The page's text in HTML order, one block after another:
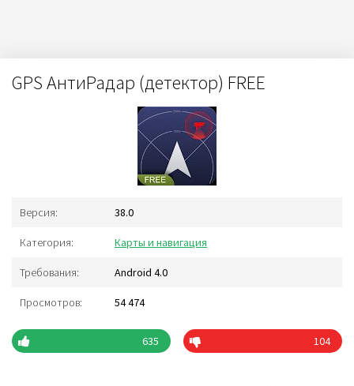
GPS АнтиРадар (детектор) FREE
Версия: 38.0
Категория: Карты и навигация
Требования: Android 4.0
Просмотров: 54 474
635 104